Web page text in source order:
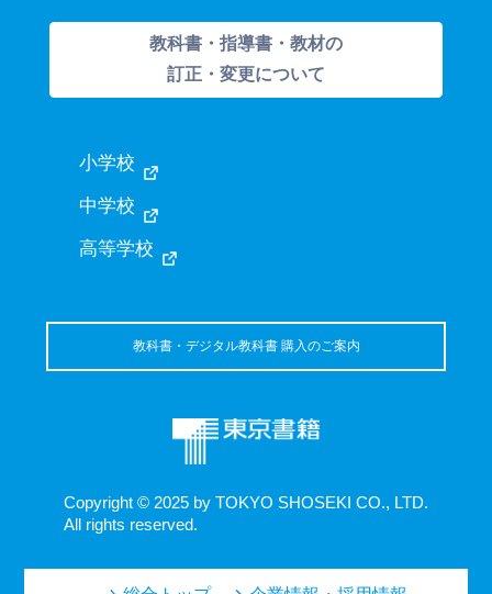
Copyright © 2025 by TOKYO SHOSEKI CO., LTD.
All rights reserved.
教科書・指導書・教材の
訂正・変更について
小学校
中学校
高等学校
教科書・デジタル教科書 購入のご案内